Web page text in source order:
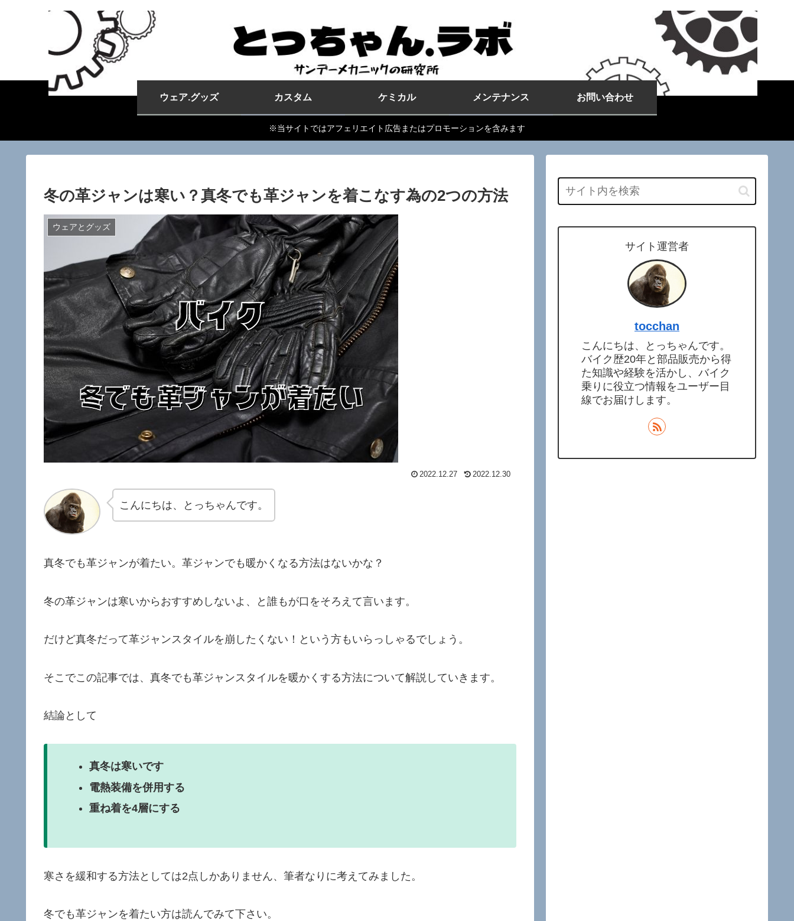
ウェア.グッズ カスタム ケミカル メンテナンス お問い合わせ
※当サイトではアフェリエイト広告またはプロモーションを含みます
冬の革ジャンは寒い？真冬でも革ジャンを着こなす為の2つの方法
ウェアとグッズ
2022.12.27 2022.12.30
こんにちは、とっちゃんです。
真冬でも革ジャンが着たい。革ジャンでも暖かくなる方法はないかな？
冬の革ジャンは寒いからおすすめしないよ、と誰もが口をそろえて言います。
だけど真冬だって革ジャンスタイルを崩したくない！という方もいらっしゃるでしょう。
そこでこの記事では、真冬でも革ジャンスタイルを暖かくする方法について解説していきます。
結論として
真冬は寒いです
電熱装備を併用する
重ね着を4層にする
寒さを緩和する方法としては2点しかありません、筆者なりに考えてみました。
冬でも革ジャンを着たい方は読んでみて下さい。
サイト運営者
tocchan
こんにちは、とっちゃんです。
バイク歴20年と部品販売から得
た知識や経験を活かし、バイク
乗りに役立つ情報をユーザー目
線でお届けします。